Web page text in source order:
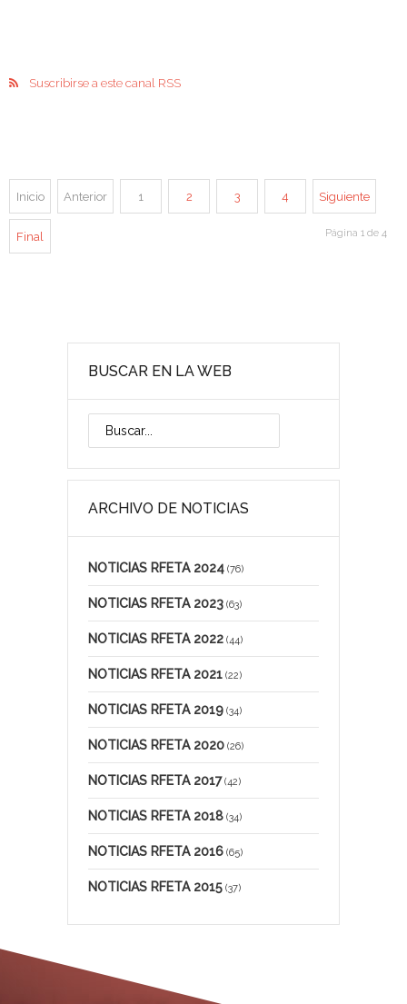
Suscribirse a este canal RSS
Inicio Anterior 1 2 3 4 Siguiente
Final Página 1 de 4
BUSCAR EN LA WEB
ARCHIVO DE NOTICIAS
NOTICIAS RFETA 2024 (76)
NOTICIAS RFETA 2023 (63)
NOTICIAS RFETA 2022 (44)
NOTICIAS RFETA 2021 (22)
NOTICIAS RFETA 2019 (34)
NOTICIAS RFETA 2020 (26)
NOTICIAS RFETA 2017 (42)
NOTICIAS RFETA 2018 (34)
NOTICIAS RFETA 2016 (65)
NOTICIAS RFETA 2015 (37)